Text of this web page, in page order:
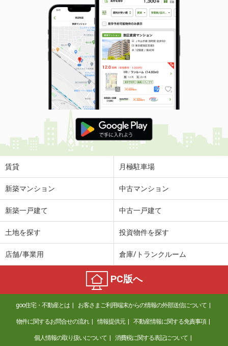
賃貸 月極駐車場
新築マンション 中古マンション
新築一戸建て 中古一戸建て
土地を探す 投資物件を探す
店舗/事業用 倉庫/トランクルーム
PC版へ
goo住宅・不動産とは お客さまご利用端末からの情報の外部送信について
物件に関するお問合せの流れ 情報提供元 不動産情報に関する免責事項
個人情報の取り扱いについて 消費税に関する表記について